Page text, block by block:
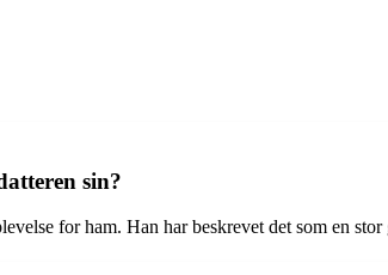
sin?
for ham. Han har beskrevet det som en